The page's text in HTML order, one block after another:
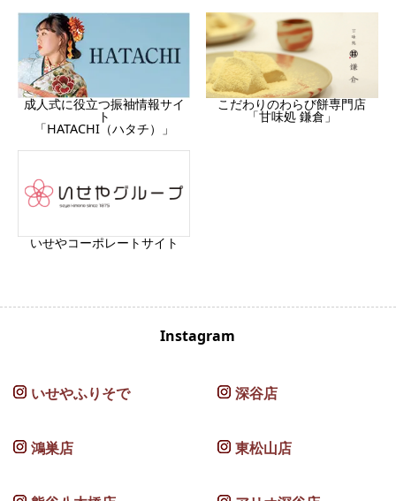
成人式に役立つ振袖情報サイ
ト
「HATACHI（ハタチ）」
こだわりのわらび餅専門店
「甘味処 鎌倉」
いせやコーポレートサイト
Instagram
いせやふりそで 深谷店
鴻巣店 東松山店